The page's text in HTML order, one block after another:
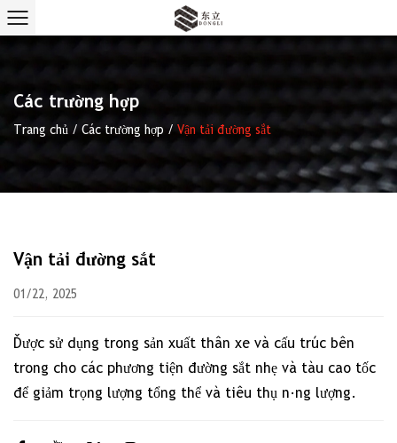
Các trường hợp
Trang chủ / Các trường hợp / Vận tải đường sắt
Vận tải đường sắt
01/22, 2025
Được sử dụng trong sản xuất thân xe và cấu trúc bên
trong cho các phương tiện đường sắt nhẹ và tàu cao tốc
để giảm trọng lượng tổng thể và tiêu thụ năng lượng.